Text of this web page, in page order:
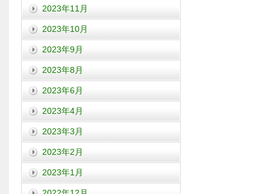
2023年11月
2023年10月
2023年9月
2023年8月
2023年6月
2023年4月
2023年3月
2023年2月
2023年1月